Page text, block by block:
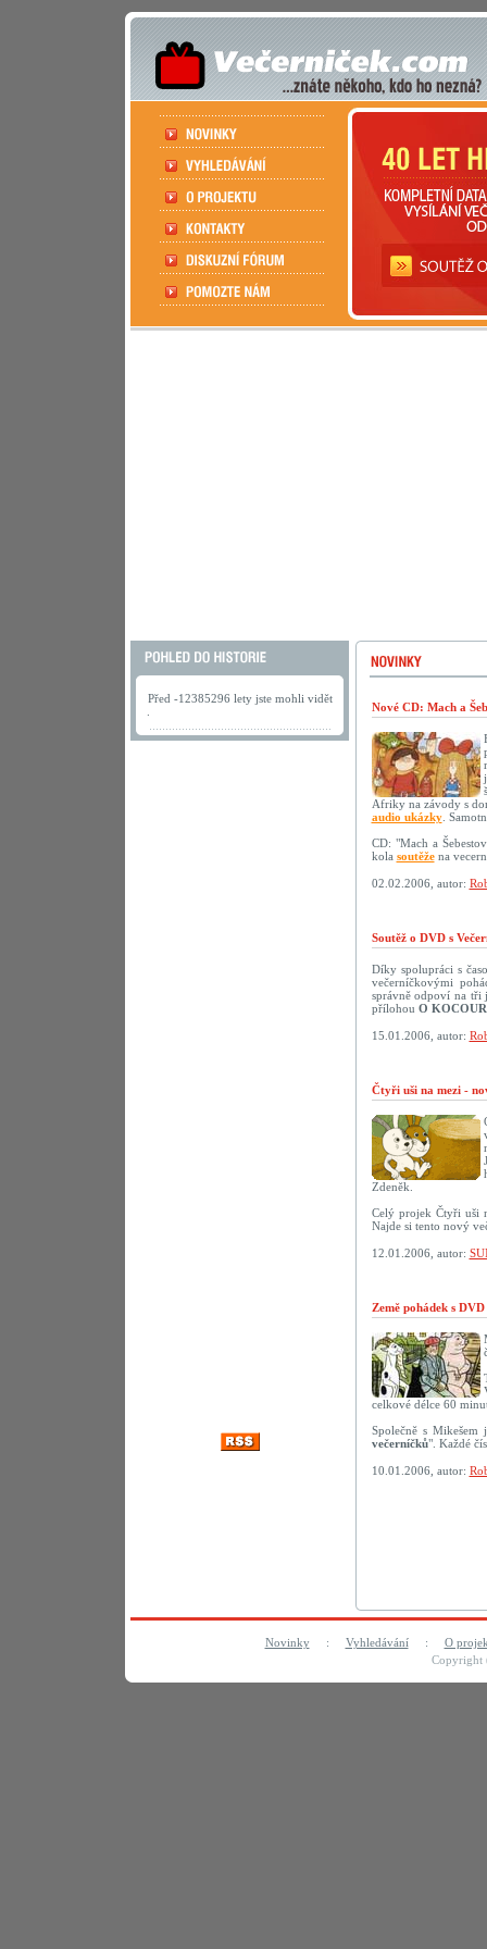
Před -12385296 lety jste mohli vidět
Nové CD: Mach a
Afriky na závody s
audio ukázky.
CD: "Mach a
kola soutěžena
02.02.2006, autor:
Soutěž o DVD s
Díky spolupráci s
večerníčkovými
správně odpoví na tři
přílohou O
15.01.2006, autor:
Čtyři uši na mezi -
Zdeněk.
Celý projek Čtyři uši
Najde si tento nový
12.01.2006, autor:
Země pohádek s
celkové délce 60
Společně s
večerníčků". Každé
10.01.2006, autor:
Novinky: Vyhledávání: O
Copyright